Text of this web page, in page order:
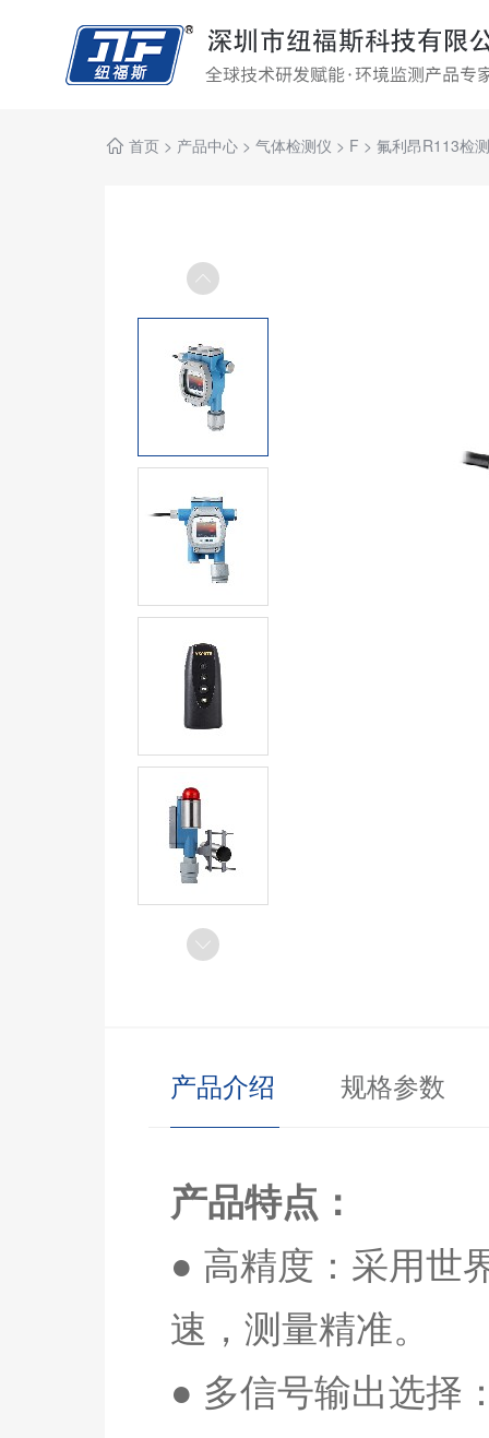
首页 > 产品中心 > 气体检测仪 > F > 氟利昂R113检
产品介绍 规格参数
产品特点：
● 高精度：采用世
速，测量精准。
● 多信号输出选择